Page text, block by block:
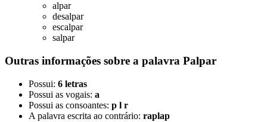
alpar
desalpar
escalpar
salpar
Outras informações sobre a palavra Palpar
Possui: 6 letras
Possui as vogais: a
Possui as consoantes: p l r
A palavra escrita ao contrário: raplap